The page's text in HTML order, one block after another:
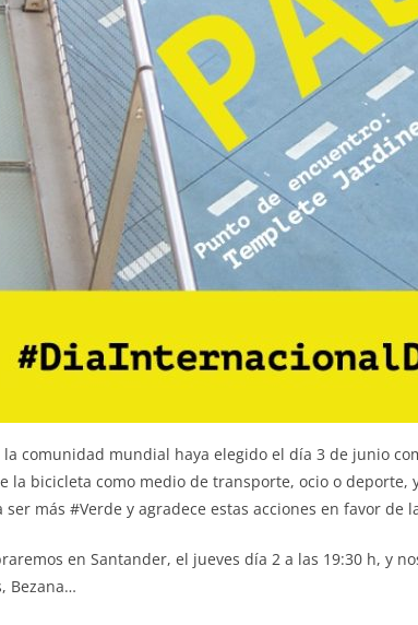
comunidad mundial haya elegido el día 3 de junio
la bicicleta como medio de transporte, ocio o
ser más #Verde y agradece estas acciones en favor de
en Santander, el jueves día 2 a las 19:30 h, y
Bezana…